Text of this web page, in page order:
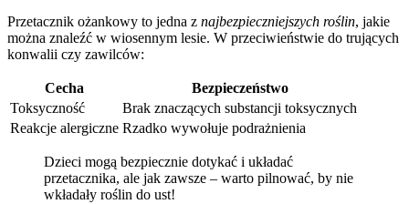
Przetacznik ożankowy to jedna z najbezpieczniejszych roślin, jakie
można znaleźć w wiosennym lesie. W przeciwieństwie do trujących
konwalii czy zawilców:
Cecha
Bezpieczeństwo
Toksyczność
Brak znaczących substancji toksycznych
Reakcje alergiczne Rzadko wywołuje podrażnienia
Dzieci mogą bezpiecznie dotykać i układać
przetacznika, ale jak zawsze – warto pilnować, by nie
wkładały roślin do ust!